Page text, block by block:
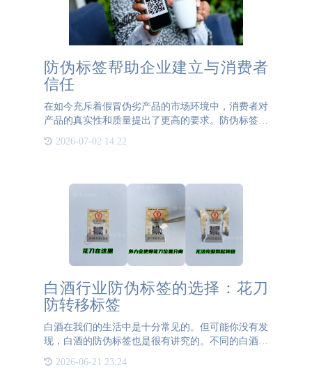
防伪标签帮助企业建立与消费者
信任
在如今充斥着假冒伪劣产品的市场环境中，消费者对
产品的真实性和质量提出了更高的要求。防伪标签作
为一种有效的工具，正在帮助企业赢得消费者的信
任。首先，防伪标签提供了一种简单而直接的验证方
2026-07-02 14:22
白酒行业防伪标签的选择：花刀
防转移标签
白酒在我们的生活中是十分常见的。但可能你没有发
现，白酒的防伪标签也是很有讲究的。不同的白酒、
维加斯防伪就为大家介绍一下适用于白酒的防伪标签
2026-06-21 23:24